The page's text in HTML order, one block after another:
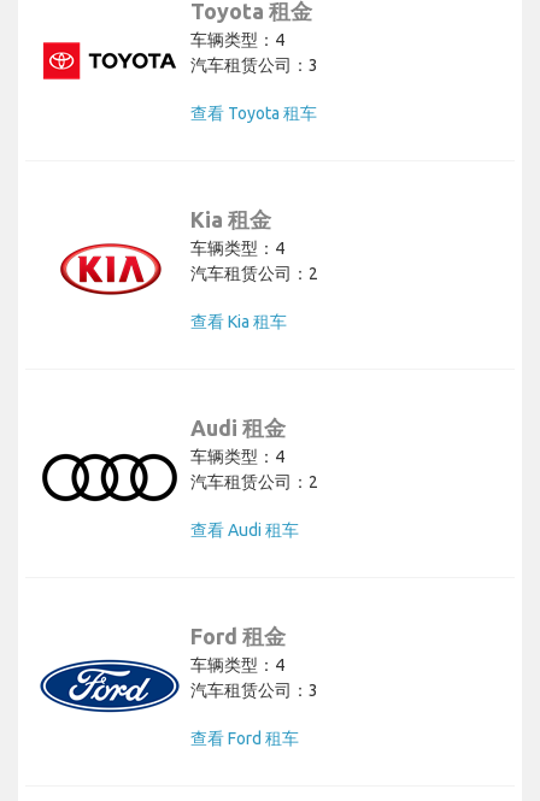
Toyota 租金
车辆类型：4
汽车租赁公司：3
查看 Toyota 租车
Kia 租金
车辆类型：4
汽车租赁公司：2
查看 Kia 租车
Audi 租金
车辆类型：4
汽车租赁公司：2
查看 Audi 租车
Ford 租金
车辆类型：4
汽车租赁公司：3
查看 Ford 租车